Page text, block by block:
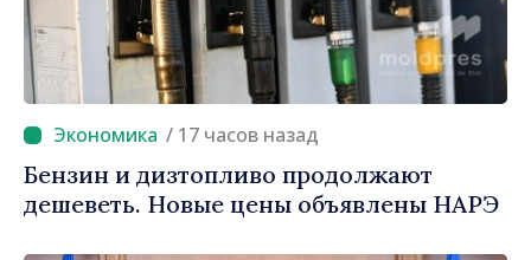
/ 17 часов назад
Бензин и дизтопливо продолжают
дешеветь. Новые цены объявлены НАРЭ